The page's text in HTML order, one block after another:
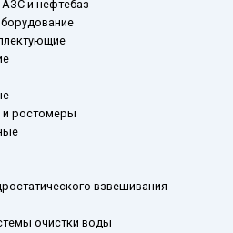
и нефтебаз
и ростомеры
взвешивания
очистки воды